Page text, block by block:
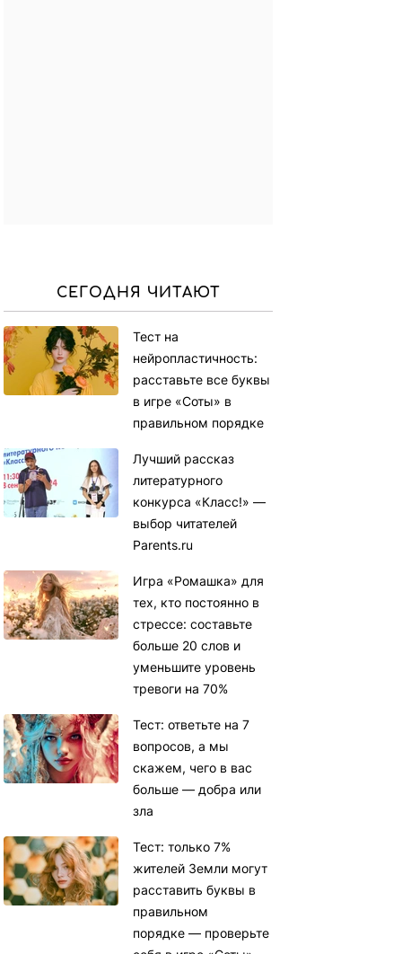
СЕГОДНЯ ЧИТАЮТ
Тест на
нейропластичность:
расставьте все буквы
в игре «Соты» в
правильном порядке
Лучший рассказ
литературного
конкурса «Класс!» —
выбор читателей
Parents.ru
Игра «Ромашка» для
тех, кто постоянно в
стрессе: составьте
больше 20 слов и
уменьшите уровень
тревоги на 70%
Тест: ответьте на 7
вопросов, а мы
скажем, чего в вас
больше — добра или
зла
Тест: только 7%
жителей Земли могут
расставить буквы в
правильном
порядке — проверьте